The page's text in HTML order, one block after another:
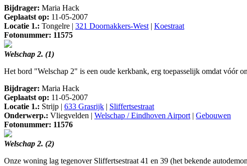
Bijdrager: Maria Hack
Geplaatst op: 11-05-2007
Locatie 1.: Tongelre | 321 Doornakkers-West | Koestraat
Fotonummer: 11575
Welschap 2. (1)
Het bord "Welschap 2" is een oude kerkbank, erg toepasselijk omdat vóór
Bijdrager: Maria Hack
Geplaatst op: 11-05-2007
Locatie 1.: Strijp | 633 Grasrijk | Sliffertsestraat
Onderwerp.: Vliegvelden | Welschap / Eindhoven Airport | Gebouwen
Fotonummer: 11576
Welschap 2. (2)
Onze woning lag tegenover Sliffertsestraat 41 en 39 (het bekende